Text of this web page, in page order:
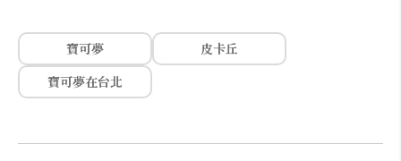
寶可夢
皮卡丘
寶可夢在台北